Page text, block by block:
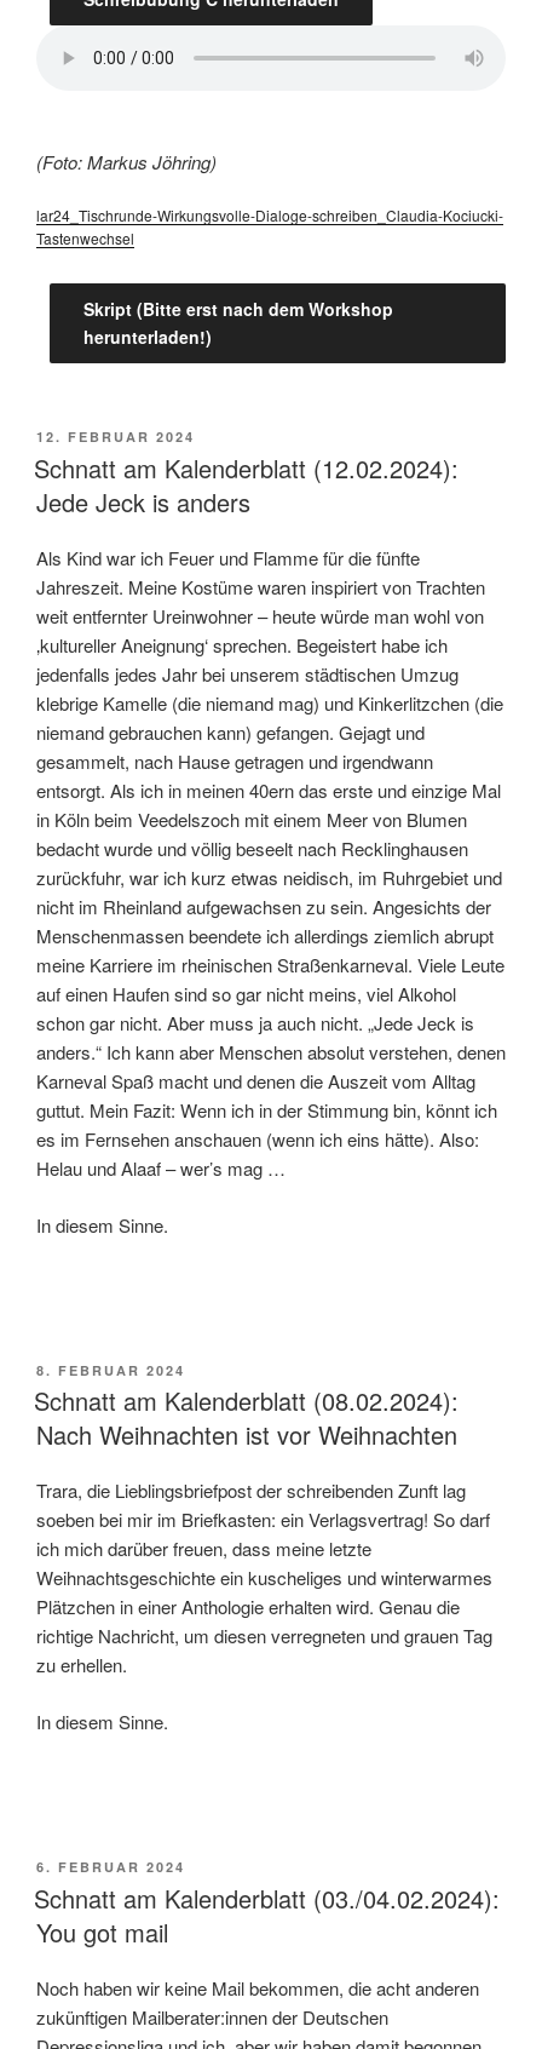
(Foto: Markus Jöhring)
lar24_Tischrunde-Wirkungsvolle-Dialoge-schreiben_Claudia-Kociucki-
Tastenwechsel
Skript (Bitte erst nach dem Workshop
herunterladen!)
VERÖFFENTLICHT
AM
12. FEBRUAR 2024
Schnatt am Kalenderblatt (12.02.2024):
Jede Jeck is anders
Als Kind war ich Feuer und Flamme für die fünfte
Jahreszeit. Meine Kostüme waren inspiriert von Trachten
weit entfernter Ureinwohner – heute würde man wohl von
‚kultureller Aneignung‘ sprechen. Begeistert habe ich
jedenfalls jedes Jahr bei unserem städtischen Umzug
klebrige Kamelle (die niemand mag) und Kinkerlitzchen (die
niemand gebrauchen kann) gefangen. Gejagt und
gesammelt, nach Hause getragen und irgendwann
entsorgt. Als ich in meinen 40ern das erste und einzige Mal
in Köln beim Veedelszoch mit einem Meer von Blumen
bedacht wurde und völlig beseelt nach Recklinghausen
zurückfuhr, war ich kurz etwas neidisch, im Ruhrgebiet und
nicht im Rheinland aufgewachsen zu sein. Angesichts der
Menschenmassen beendete ich allerdings ziemlich abrupt
meine Karriere im rheinischen Straßenkarneval. Viele Leute
auf einen Haufen sind so gar nicht meins, viel Alkohol
schon gar nicht. Aber muss ja auch nicht. „Jede Jeck is
anders.“ Ich kann aber Menschen absolut verstehen, denen
Karneval Spaß macht und denen die Auszeit vom Alltag
guttut. Mein Fazit: Wenn ich in der Stimmung bin, könnt ich
es im Fernsehen anschauen (wenn ich eins hätte). Also:
Helau und Alaaf – wer’s mag …
In diesem Sinne.
VERÖFFENTLICHT
AM
8. FEBRUAR 2024
Schnatt am Kalenderblatt (08.02.2024):
Nach Weihnachten ist vor Weihnachten
Trara, die Lieblingsbriefpost der schreibenden Zunft lag
soeben bei mir im Briefkasten: ein Verlagsvertrag! So darf
ich mich darüber freuen, dass meine letzte
Weihnachtsgeschichte ein kuscheliges und winterwarmes
Plätzchen in einer Anthologie erhalten wird. Genau die
richtige Nachricht, um diesen verregneten und grauen Tag
zu erhellen.
In diesem Sinne.
VERÖFFENTLICHT
AM
6. FEBRUAR 2024
Schnatt am Kalenderblatt (03./04.02.2024):
You got mail
Noch haben wir keine Mail bekommen, die acht anderen
zukünftigen Mailberater:innen der Deutschen